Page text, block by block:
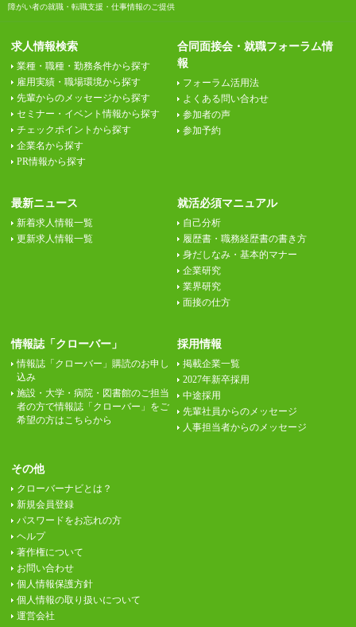
障がい者の就職・転職支援・仕事情報のご提供
求人情報検索
業種・職種・勤務条件から探す
雇用実績・職場環境から探す
先輩からのメッセージから探す
セミナー・イベント情報から探す
チェックポイントから探す
企業名から探す
PR情報から探す
合同面接会・就職フォーラム情
報
フォーラム活用法
よくある問い合わせ
参加者の声
参加予約
最新ニュース
新着求人情報一覧
更新求人情報一覧
就活必須マニュアル
自己分析
履歴書・職務経歴書の書き方
身だしなみ・基本的マナー
企業研究
業界研究
面接の仕方
情報誌「クローバー」
情報誌「クローバー」購読のお申し
込み
施設・大学・病院・図書館のご担当
者の方で情報誌「クローバー」をご
希望の方はこちらから
採用情報
掲載企業一覧
2027年新卒採用
中途採用
先輩社員からのメッセージ
人事担当者からのメッセージ
その他
クローバーナビとは？
新規会員登録
パスワードをお忘れの方
ヘルプ
著作権について
お問い合わせ
個人情報保護方針
個人情報の取り扱いについて
運営会社